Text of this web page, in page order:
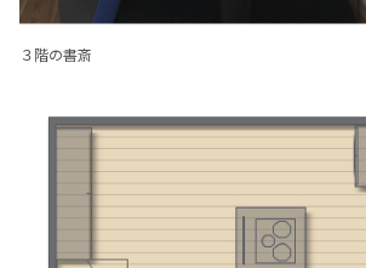
３階の書斎